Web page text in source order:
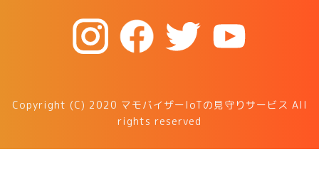
Copyright (C) 2020 マモバイザーIoTの見守りサービス All
rights reserved